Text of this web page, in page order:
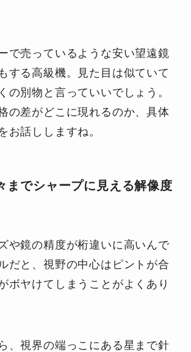
で売っているような安い望遠鏡
する高級機。見た目は似ていて
の別物と言っていいでしょう。
の差がどこに現れるのか、具体
お話ししますね。
までシャープに見える解像度
や鏡の精度が桁違いに高いんで
だと、視野の中心はピントが合
ボヤけてしまうことがよくあり
、視界の端っこにある星まで針